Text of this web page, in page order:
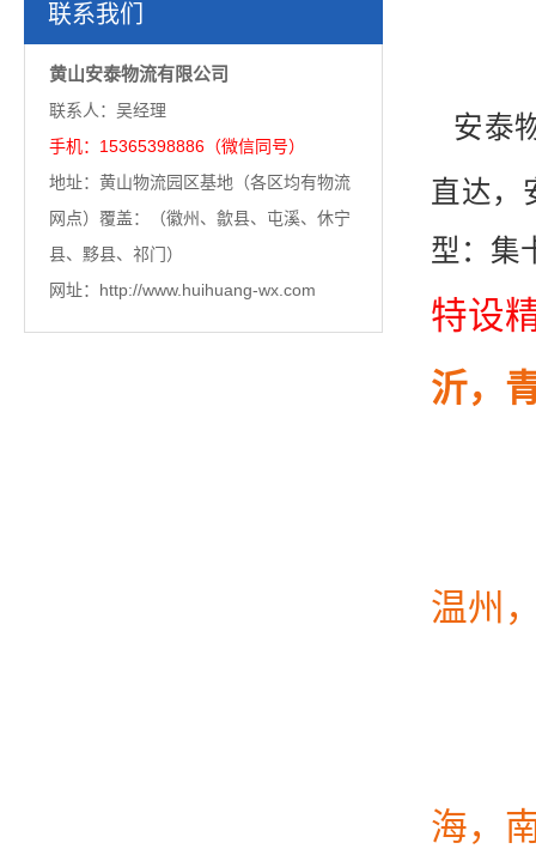
联系我们
黄山安泰物流有限公司
联系人：吴经理
手机：15365398886（微信同号）
地址：黄山物流园区基地（各区均有物流
网点）覆盖：（徽州、歙县、屯溪、休宁
县、黟县、祁门）
网址：http://www.huihuang-wx.com
安泰
直达，
型：集
特设
沂，
温州
海，